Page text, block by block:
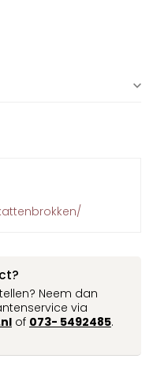
Neem dan
via
of 073- 5492485.